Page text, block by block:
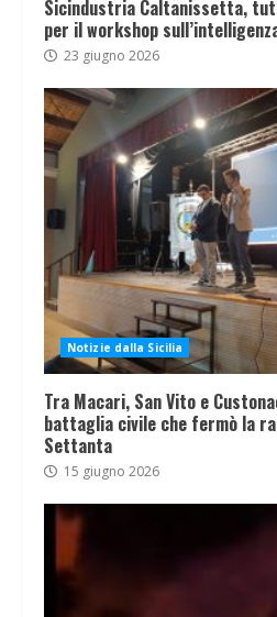
Sicindustria Caltanissetta,
per il workshop
23 giugno 2026
Notizie dalla Sicilia
Tra Macari, San Vito e
battaglia civile che fermò la
Settanta
15 giugno 2026